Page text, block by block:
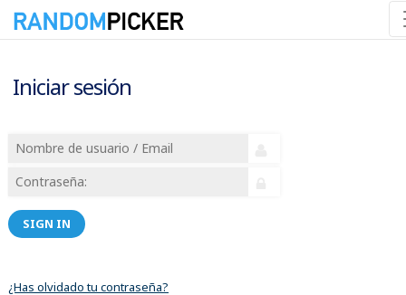
Iniciar sesión
SIGN IN
¿Has olvidado tu contraseña?